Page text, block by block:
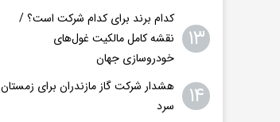
۱۳
کدام برند برای کدام شرکت است؟ /
نقشه کامل مالکیت غول‌های
خودروسازی جهان
۱۴
هشدار شرکت گاز مازندران برای زمستان
سرد